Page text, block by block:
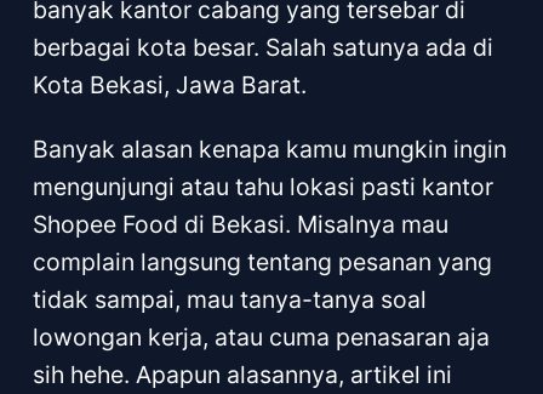
banyak kantor cabang yang tersebar di
berbagai kota besar. Salah satunya ada di
Kota Bekasi, Jawa Barat.
Banyak alasan kenapa kamu mungkin ingin
mengunjungi atau tahu lokasi pasti kantor
Shopee Food di Bekasi. Misalnya mau
complain langsung tentang pesanan yang
tidak sampai, mau tanya-tanya soal
lowongan kerja, atau cuma penasaran aja
sih hehe. Apapun alasannya, artikel ini